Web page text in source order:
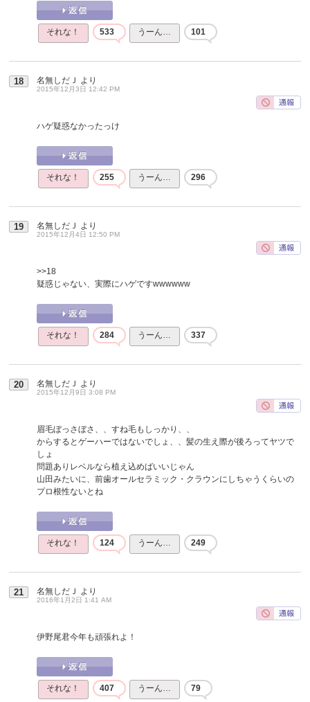
それな！ 533 うーん… 101
18 名無しだＪ より
2015年12月3日 12:42 PM
ハゲ疑惑なかったっけ
それな！ 255 うーん… 296
19 名無しだＪ より
2015年12月4日 12:50 PM
>>18
疑惑じゃない、実際にハゲですwwwwww
それな！ 284 うーん… 337
20 名無しだＪ より
2015年12月9日 3:08 PM
眉毛ぼっさぼさ、、すね毛もしっかり、、
からするとゲーハーではないでしょ、、髪の生え際が後ろってヤツで
しょ
問題ありレベルなら植え込めばいいじゃん
山田みたいに、前歯オールセラミック・クラウンにしちゃうくらいの
プロ根性ないとね
それな！ 124 うーん… 249
21 名無しだＪ より
2016年1月2日 1:41 AM
伊野尾君今年も頑張れよ！
それな！ 407 うーん… 79